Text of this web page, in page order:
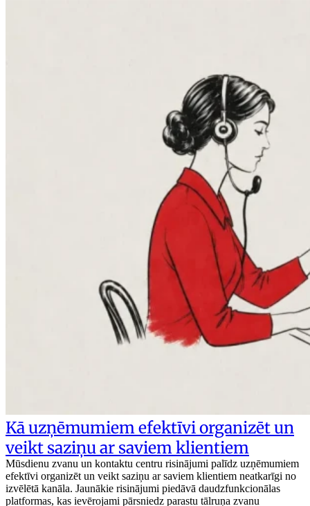
Kā uzņēmumiem efektīvi organizēt un
veikt saziņu ar saviem klientiem
Mūsdienu zvanu un kontaktu centru risinājumi palīdz uzņēmumiem
efektīvi organizēt un veikt saziņu ar saviem klientiem neatkarīgi no
izvēlētā kanāla. Jaunākie risinājumi piedāvā daudzfunkcionālas
platformas, kas ievērojami pārsniedz parastu tālruņa zvanu